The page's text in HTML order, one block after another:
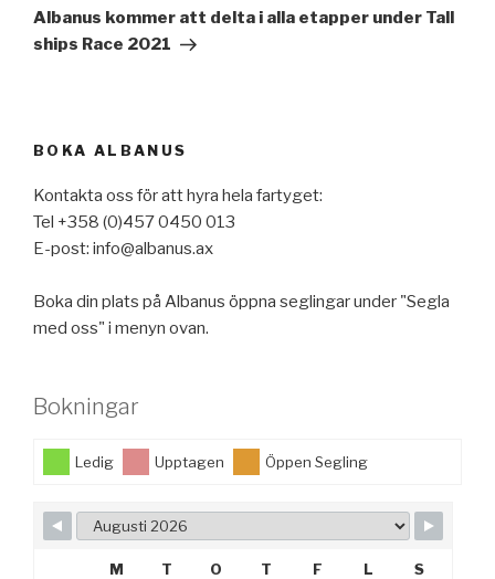
inlägg
Albanus kommer att delta i alla etapper under Tall
ships Race 2021
BOKA ALBANUS
Kontakta oss för att hyra hela fartyget:
Tel +358 (0)457 0450 013
E-post: info@albanus.ax
Boka din plats på Albanus öppna seglingar under "Segla
med oss" i menyn ovan.
Bokningar
Ledig Upptagen Öppen Segling
M T O T F L S